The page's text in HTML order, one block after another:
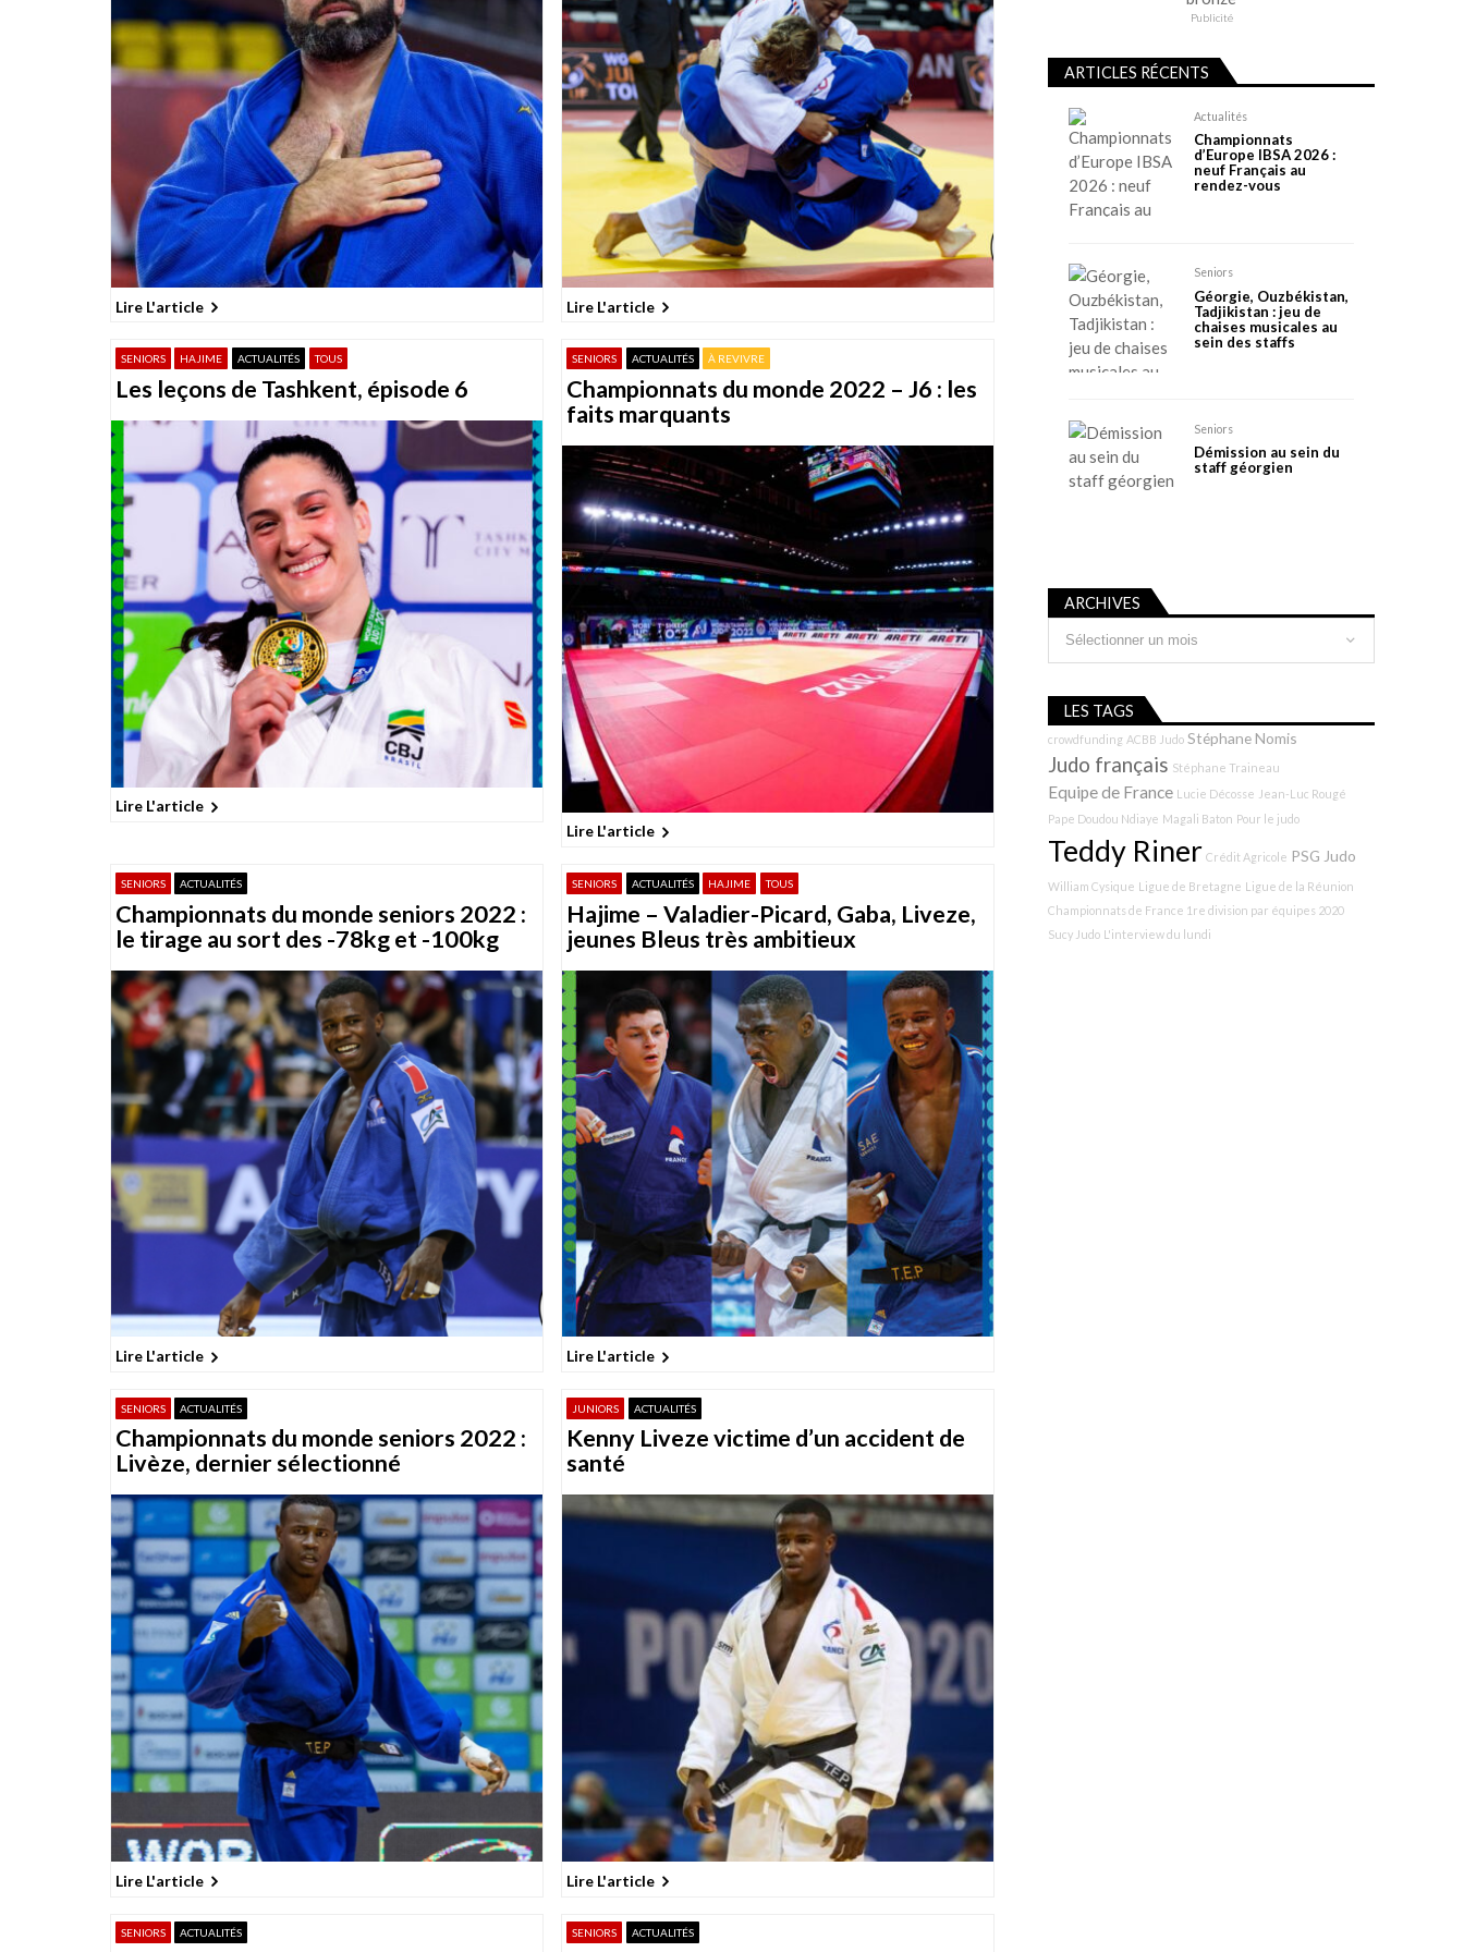
Lire L'article Lire L'article
SENIORS HAJIME ACTUALITÉS TOUS
Les leçons de Tashkent, épisode 6
Lire L'article
SENIORS ACTUALITÉS À REVIVRE
Championnats du monde 2022 – J6 : les
faits marquants
Lire L'article
SENIORS ACTUALITÉS
Championnats du monde seniors 2022 :
le tirage au sort des -78kg et -100kg
Lire L'article
SENIORS ACTUALITÉS HAJIME TOUS
Hajime – Valadier-Picard, Gaba, Liveze,
jeunes Bleus très ambitieux
Lire L'article
SENIORS ACTUALITÉS
Championnats du monde seniors 2022 :
Livèze, dernier sélectionné
Lire L'article
JUNIORS ACTUALITÉS
Kenny Liveze victime d’un accident de
santé
Lire L'article
SENIORS ACTUALITÉS SENIORS ACTUALITÉS
t
i
o
e
s
p
u
b
i
c
a
t
i
o
n
s
Publicité
ARTICLES RÉCENTS
Actualités
Championnats
d’Europe IBSA 2026 :
neuf Français au
rendez-vous
Seniors
Géorgie, Ouzbékistan,
Tadjikistan : jeu de
chaises musicales au
sein des staffs
Seniors
Démission au sein du
staff géorgien
ARCHIVES
LES TAGS
crowdfunding ACBB Judo Stéphane Nomis
Judo français Stéphane Traineau
Equipe de France Lucie Décosse Jean-Luc Rougé
Pape Doudou Ndiaye Magali Baton Pour le judo
Teddy Riner Crédit Agricole PSG Judo
William Cysique Ligue de Bretagne Ligue de la Réunion
Championnats de France 1re division par équipes 2020
Sucy Judo L'interview du lundi